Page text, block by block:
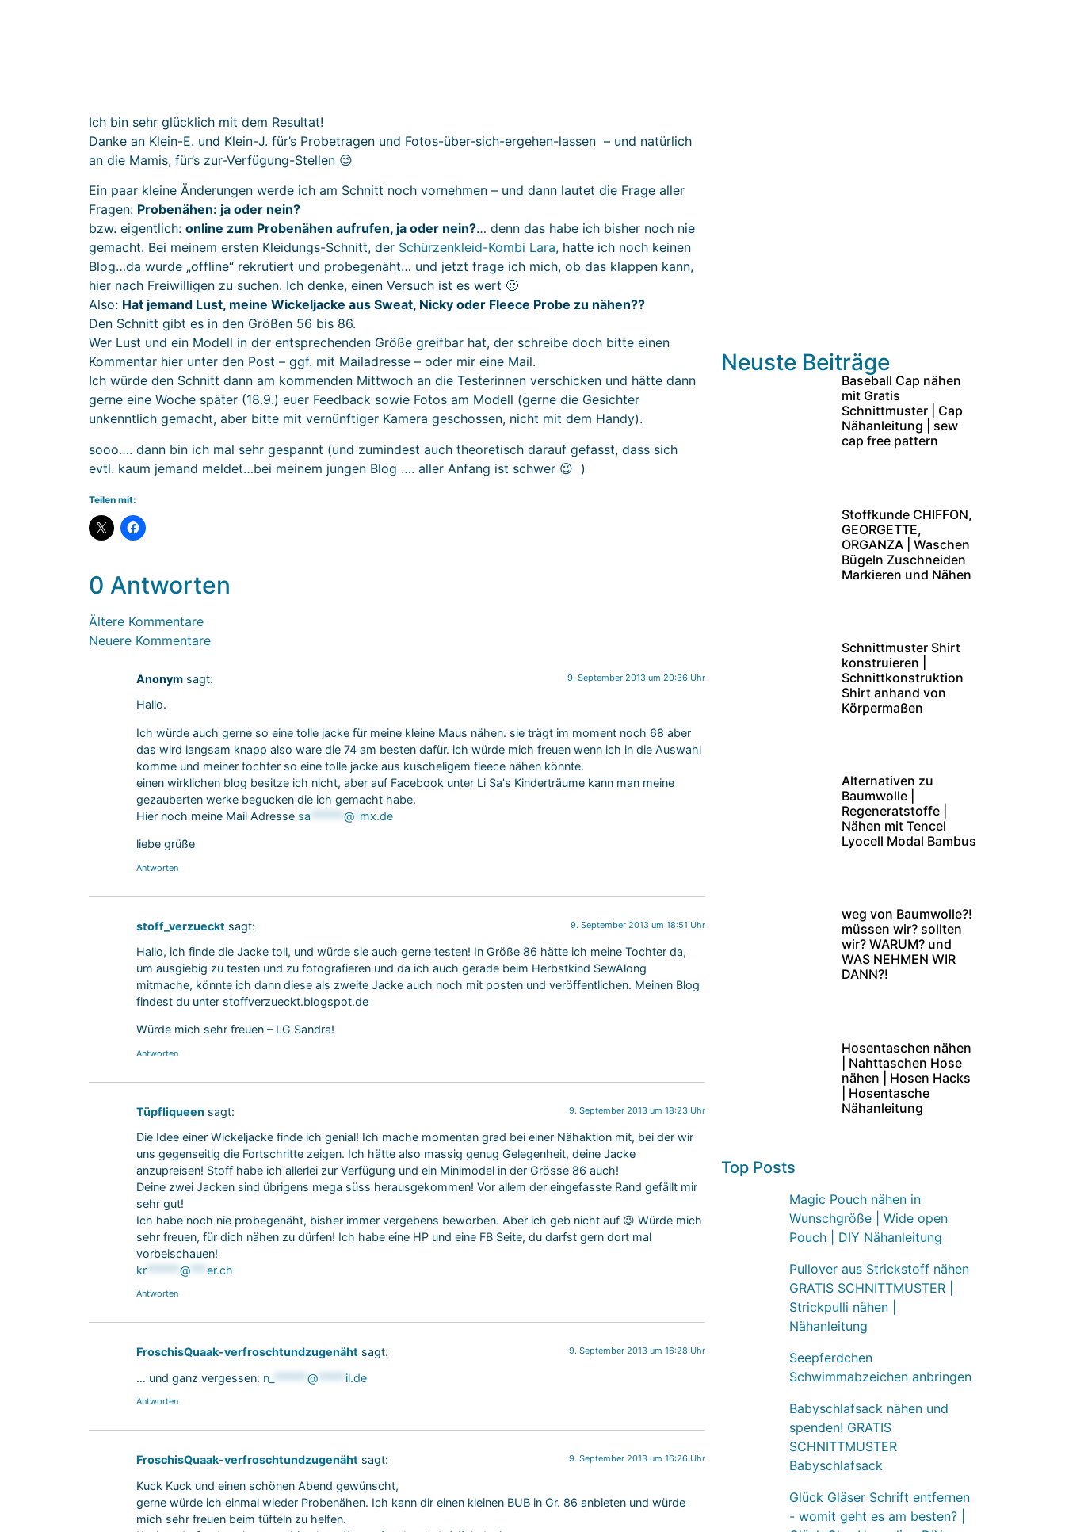
Neuste Beiträge
Baseball Cap nähen
mit Gratis
Schnittmuster | Cap
Nähanleitung | sew
cap free pattern
Stoffkunde CHIFFON,
GEORGETTE,
ORGANZA | Waschen
Bügeln Zuschneiden
Markieren und Nähen
Schnittmuster Shirt
konstruieren |
Schnittkonstruktion
Shirt anhand von
Körpermaßen
Alternativen zu
Baumwolle |
Regeneratstoffe |
Nähen mit Tencel
Lyocell Modal Bambus
weg von Baumwolle?!
müssen wir? sollten
wir? WARUM? und
WAS NEHMEN WIR
DANN?!
Hosentaschen nähen
| Nahttaschen Hose
nähen | Hosen Hacks
| Hosentasche
Nähanleitung
Top Posts
Magic Pouch nähen in
Wunschgröße | Wide open
Pouch | DIY Nähanleitung
Pullover aus Strickstoff nähen
GRATIS SCHNITTMUSTER |
Strickpulli nähen |
Nähanleitung
Seepferdchen
Schwimmabzeichen anbringen
Babyschlafsack nähen und
spenden! GRATIS
SCHNITTMUSTER
Babyschlafsack
Glück Gläser Schrift entfernen
- womit geht es am besten? |
Ich bin sehr glücklich mit dem Resultat!
Danke an Klein-E. und Klein-J. für’s Probetragen und Fotos-über-sich-ergehen-lassen – und natürlich
an die Mamis, für’s zur-Verfügung-Stellen 😉
Ein paar kleine Änderungen werde ich am Schnitt noch vornehmen – und dann lautet die Frage aller
Fragen: Probenähen: ja oder nein?
bzw. eigentlich: online zum Probenähen aufrufen, ja oder nein?… denn das habe ich bisher noch nie
gemacht. Bei meinem ersten Kleidungs-Schnitt, der Schürzenkleid-Kombi Lara, hatte ich noch keinen
Blog…da wurde „offline“ rekrutiert und probegenäht… und jetzt frage ich mich, ob das klappen kann,
hier nach Freiwilligen zu suchen. Ich denke, einen Versuch ist es wert 🙂
Also: Hat jemand Lust, meine Wickeljacke aus Sweat, Nicky oder Fleece Probe zu nähen??
Den Schnitt gibt es in den Größen 56 bis 86.
Wer Lust und ein Modell in der entsprechenden Größe greifbar hat, der schreibe doch bitte einen
Kommentar hier unter den Post – ggf. mit Mailadresse – oder mir eine Mail.
Ich würde den Schnitt dann am kommenden Mittwoch an die Testerinnen verschicken und hätte dann
gerne eine Woche später (18.9.) euer Feedback sowie Fotos am Modell (gerne die Gesichter
unkenntlich gemacht, aber bitte mit vernünftiger Kamera geschossen, nicht mit dem Handy).
sooo…. dann bin ich mal sehr gespannt (und zumindest auch theoretisch darauf gefasst, dass sich
evtl. kaum jemand meldet…bei meinem jungen Blog …. aller Anfang ist schwer 😉 )
Teilen mit:
0 Antworten
Ältere Kommentare
Neuere Kommentare
Anonym sagt: 9. September 2013 um 20:36 Uhr
Hallo.
Ich würde auch gerne so eine tolle jacke für meine kleine Maus nähen. sie trägt im moment noch 68 aber
das wird langsam knapp also ware die 74 am besten dafür. ich würde mich freuen wenn ich in die Auswahl
komme und meiner tochter so eine tolle jacke aus kuscheligem fleece nähen könnte.
einen wirklichen blog besitze ich nicht, aber auf Facebook unter Li Sa's Kinderträume kann man meine
gezauberten werke begucken die ich gemacht habe.
Hier noch meine Mail Adresse sa @ mx.de
liebe grüße
Antworten
stoff_verzueckt sagt: 9. September 2013 um 18:51 Uhr
Hallo, ich finde die Jacke toll, und würde sie auch gerne testen! In Größe 86 hätte ich meine Tochter da,
um ausgiebig zu testen und zu fotografieren und da ich auch gerade beim Herbstkind SewAlong
mitmache, könnte ich dann diese als zweite Jacke auch noch mit posten und veröffentlichen. Meinen Blog
findest du unter stoffverzueckt.blogspot.de
Würde mich sehr freuen – LG Sandra!
Antworten
Tüpfliqueen sagt: 9. September 2013 um 18:23 Uhr
Die Idee einer Wickeljacke finde ich genial! Ich mache momentan grad bei einer Nähaktion mit, bei der wir
uns gegenseitig die Fortschritte zeigen. Ich hätte also massig genug Gelegenheit, deine Jacke
anzupreisen! Stoff habe ich allerlei zur Verfügung und ein Minimodel in der Grösse 86 auch!
Deine zwei Jacken sind übrigens mega süss herausgekommen! Vor allem der eingefasste Rand gefällt mir
sehr gut!
Ich habe noch nie probegenäht, bisher immer vergebens beworben. Aber ich geb nicht auf 😉 Würde mich
sehr freuen, für dich nähen zu dürfen! Ich habe eine HP und eine FB Seite, du darfst gern dort mal
vorbeischauen!
kr
@ er.ch
Antworten
FroschisQuaak-verfroschtundzugenäht sagt: 9. September 2013 um 16:28 Uhr
… und ganz vergessen: n_ @ il.de
Antworten
FroschisQuaak-verfroschtundzugenäht sagt: 9. September 2013 um 16:26 Uhr
Kuck Kuck und einen schönen Abend gewünscht,
gerne würde ich einmal wieder Probenähen. Ich kann dir einen kleinen BUB in Gr. 86 anbieten und würde
mich sehr freuen beim tüfteln zu helfen.